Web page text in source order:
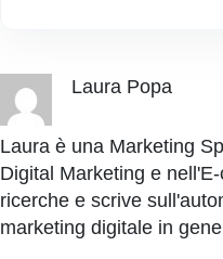
Laura Popa
Laura è una Marketing
Digital Marketing e
ricerche e scrive
marketing digitale in